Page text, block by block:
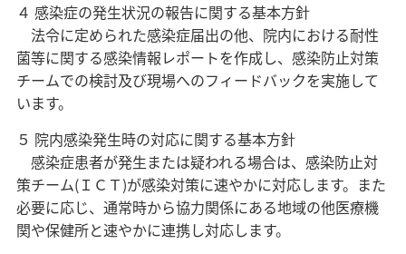
４ 感染症の発生状況の報告に関する基本方針
法令に定められた感染症届出の他、院内における耐性
菌等に関する感染情報レポートを作成し、感染防止対策
チームでの検討及び現場へのフィードバックを実施して
います。
５ 院内感染発生時の対応に関する基本方針
感染症患者が発生または疑われる場合は、感染防止対
策チーム(ＩＣＴ)が感染対策に速やかに対応します。また
必要に応じ、通常時から協力関係にある地域の他医療機
関や保健所と速やかに連携し対応します。